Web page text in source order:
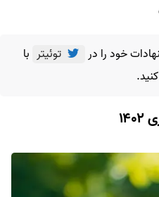
خود را در توئیتر با